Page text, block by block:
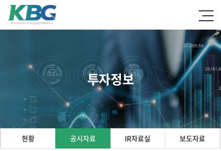
투자정보
현황 공시자료 IR자료실 보도자료